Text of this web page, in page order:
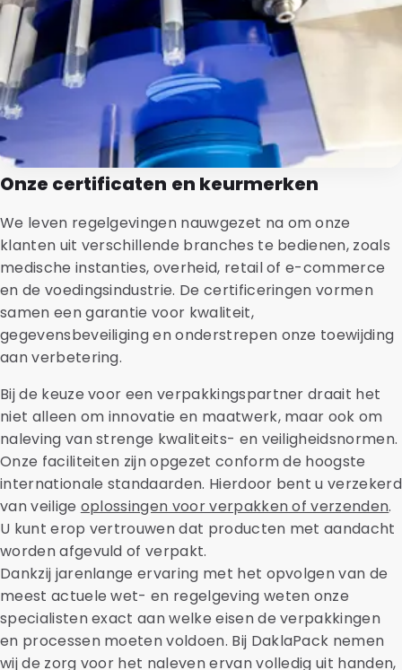
Onze certificaten en keurmerken
We leven regelgevingen nauwgezet na om onze
klanten uit verschillende branches te bedienen, zoals
medische instanties, overheid, retail of e-commerce
en de voedingsindustrie. De certificeringen vormen
samen een garantie voor kwaliteit,
gegevensbeveiliging en onderstrepen onze toewijding
aan verbetering.
Bij de keuze voor een verpakkingspartner draait het
niet alleen om innovatie en maatwerk, maar ook om
naleving van strenge kwaliteits- en veiligheidsnormen.
Onze faciliteiten zijn opgezet conform de hoogste
internationale standaarden. Hierdoor bent u verzekerd
van veilige oplossingen voor verpakken of verzenden.
U kunt erop vertrouwen dat producten met aandacht
worden afgevuld of verpakt.
Dankzij jarenlange ervaring met het opvolgen van de
meest actuele wet- en regelgeving weten onze
specialisten exact aan welke eisen de verpakkingen
en processen moeten voldoen. Bij DaklaPack nemen
wij de zorg voor het naleven ervan volledig uit handen,